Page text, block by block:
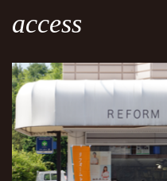
access